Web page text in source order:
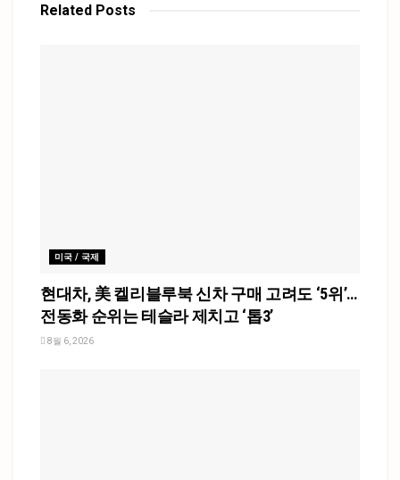
Related Posts
미국 / 국제
현대차, 美 켈리블루북 신차 구매 고려도 ‘5위’…
전동화 순위는 테슬라 제치고 ‘톱3’
8월 6, 2026